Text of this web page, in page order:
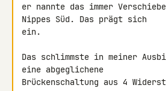
er nannte das immer
Nippes Süd. Das prägt sich
ein.
Das schlimmste in meiner
eine abgeglichene
Brückenschaltung aus 4